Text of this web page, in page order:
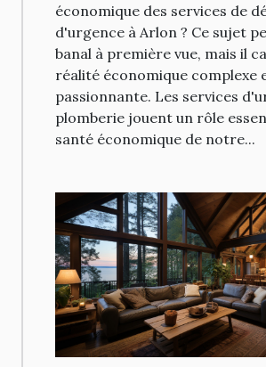
économique des services de
d'urgence à Arlon ? Ce sujet
banal à première vue, mais il
réalité économique complexe
passionnante. Les services
plomberie jouent un rôle
santé économique de notre...